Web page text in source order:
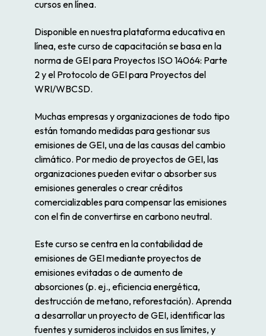
cursos en línea.
Disponible en nuestra plataforma educativa en
línea, este curso de capacitación se basa en la
norma de GEI para Proyectos ISO 14064: Parte
2 y el Protocolo de GEI para Proyectos del
WRI/WBCSD.
Muchas empresas y organizaciones de todo tipo
están tomando medidas para gestionar sus
emisiones de GEI, una de las causas del cambio
climático. Por medio de proyectos de GEI, las
organizaciones pueden evitar o absorber sus
emisiones generales o crear créditos
comercializables para compensar las emisiones
con el fin de convertirse en carbono neutral.
Este curso se centra en la contabilidad de
emisiones de GEI mediante proyectos de
emisiones evitadas o de aumento de
absorciones (p. ej., eficiencia energética,
destrucción de metano, reforestación). Aprenda
a desarrollar un proyecto de GEI, identificar las
fuentes y sumideros incluidos en sus límites, y